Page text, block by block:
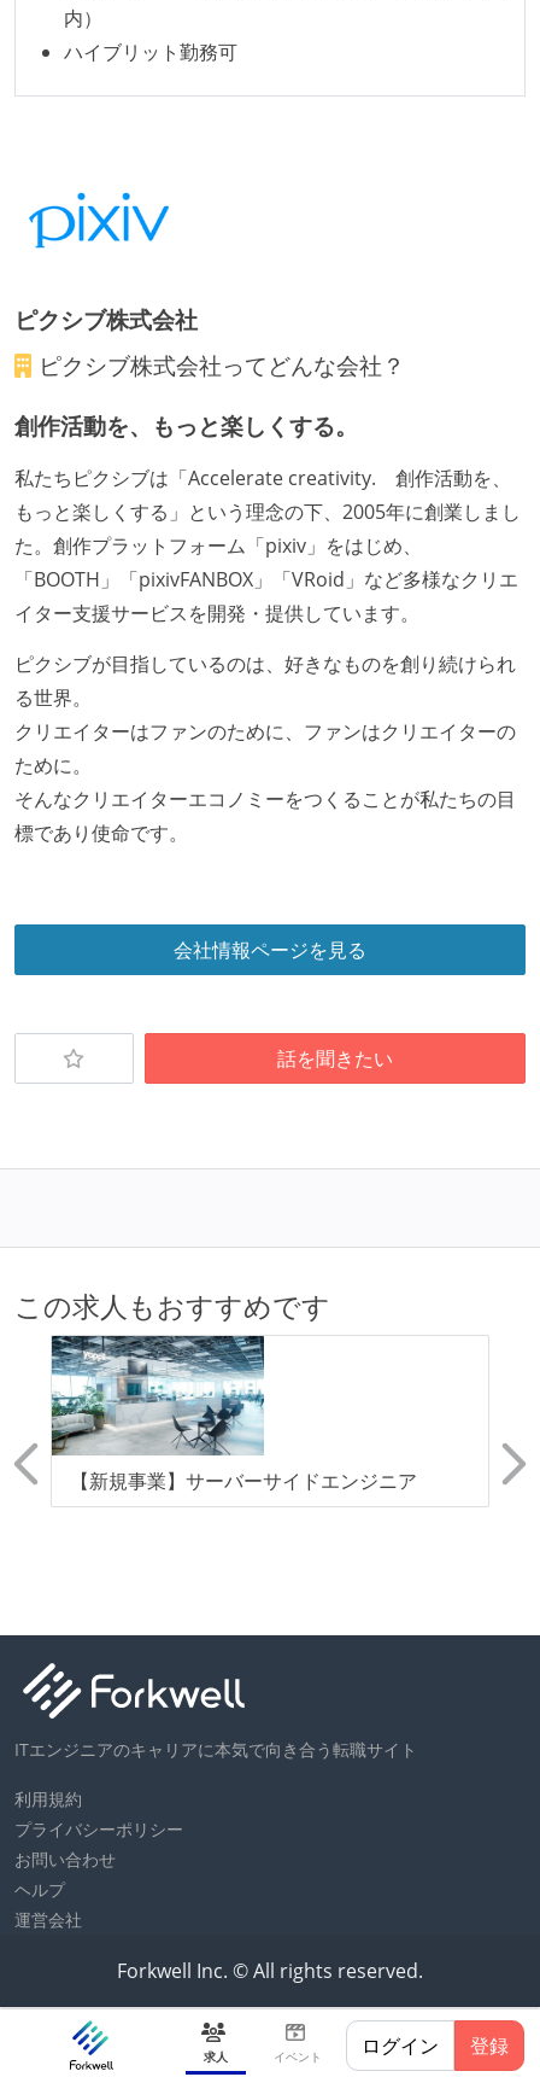
求人 イベント ログイン 登録
内）
ハイブリット勤務可
ピクシブ株式会社
ピクシブ株式会社ってどんな会社？
創作活動を、もっと楽しくする。
私たちピクシブは「Accelerate creativity. 創作活動を、
もっと楽しくする」という理念の下、2005年に創業しまし
た。創作プラットフォーム「pixiv」をはじめ、
「BOOTH」「pixivFANBOX」「VRoid」など多様なクリエ
イター支援サービスを開発・提供しています。
ピクシブが目指しているのは、好きなものを創り続けられ
る世界。
クリエイターはファンのために、ファンはクリエイターの
ために。
そんなクリエイターエコノミーをつくることが私たちの目
標であり使命です。
会社情報ページを見る
話を聞きたい
この求人もおすすめです
【新規事業】サーバーサイドエンジニア
ITエンジニアのキャリアに本気で向き合う転職サイト
利用規約
プライバシーポリシー
お問い合わせ
ヘルプ
運営会社
Forkwell Inc. © All rights reserved.